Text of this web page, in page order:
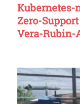
Kubernetes-
Zero-
Vera-